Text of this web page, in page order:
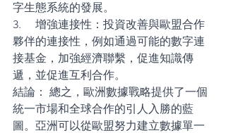
字生態系統的發展。
3.     增強連接性：投資改善與歐盟合作
夥伴的連接性，例如通過可能的數字連
接基金，加強經濟聯繫，促進知識傳
遞，並促進互利合作。
結論： 總之，歐洲數據戰略提供了一個
統一市場和全球合作的引人入勝的藍
圖。亞洲可以從歐盟努力建立數據單一